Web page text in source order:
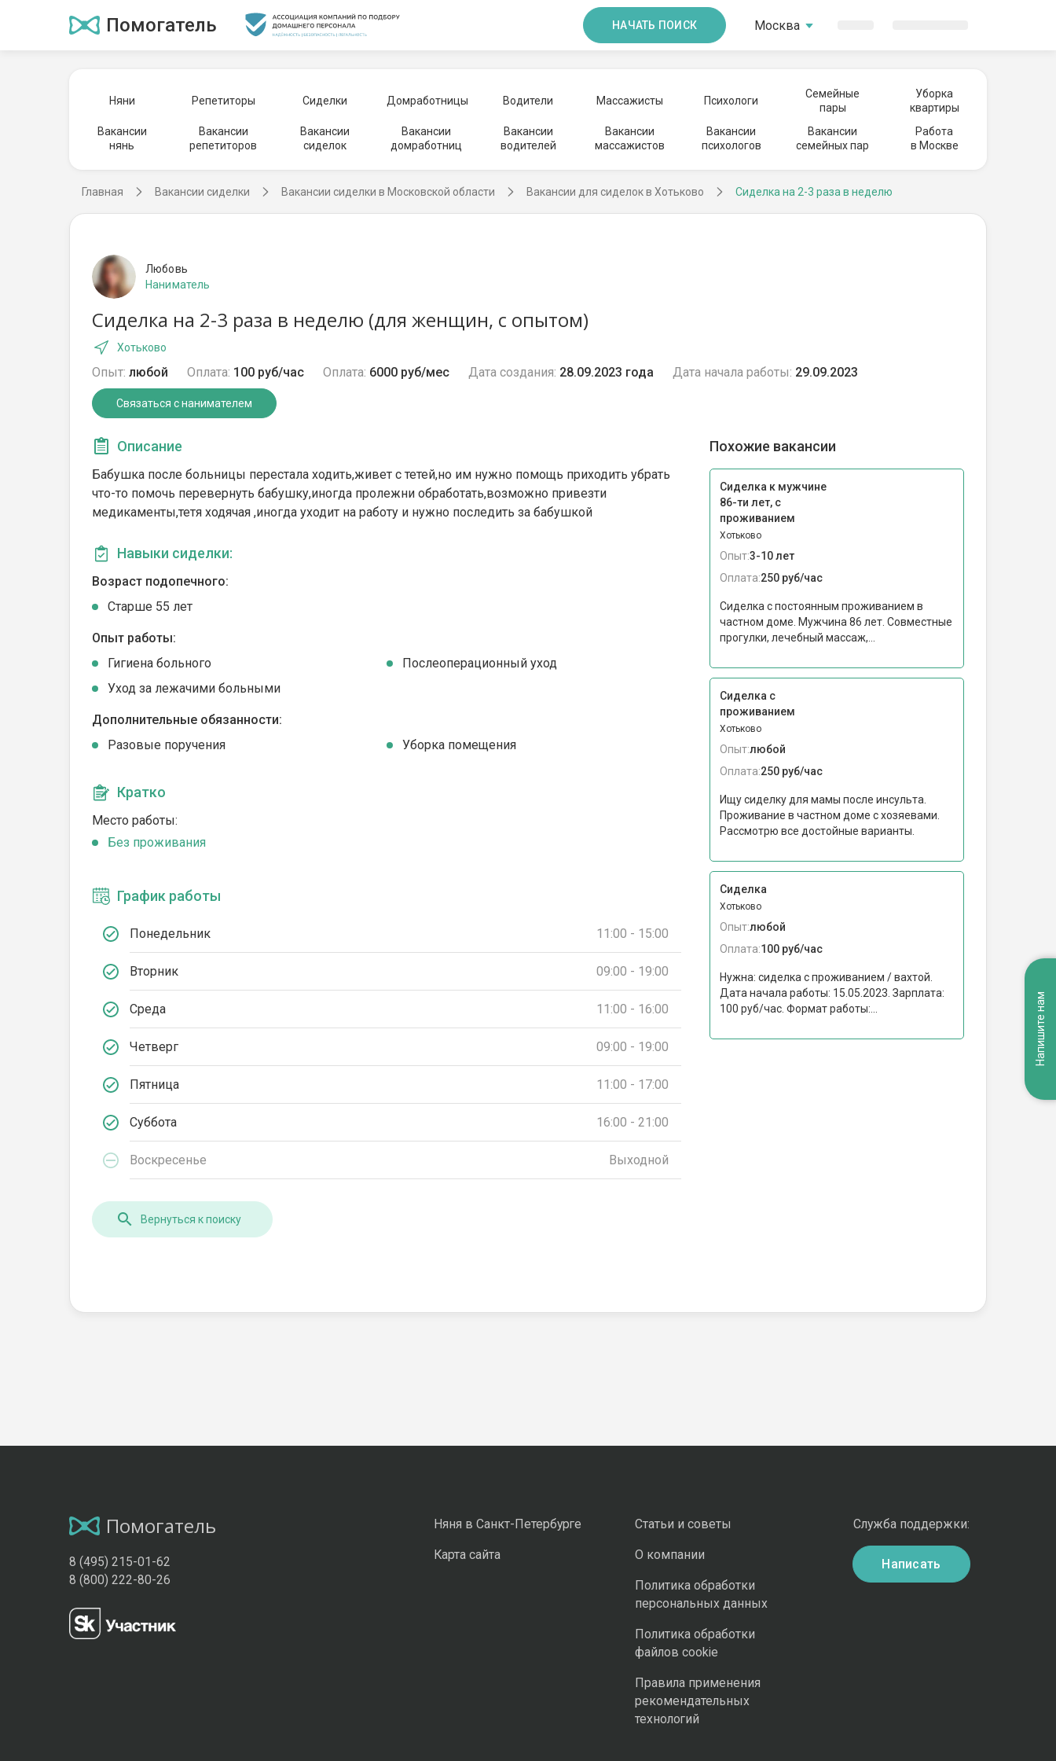
Помогатель НАЧАТЬ ПОИСК Москва
Няни Репетиторы Сиделки Домработницы Водители Массажисты Психологи
Семейные
пары
Уборка
квартиры
Вакансии
нянь
Вакансии
репетиторов
Вакансии
сиделок
Вакансии
домработниц
Вакансии
водителей
Вакансии
массажистов
Вакансии
психологов
Вакансии
семейных пар
Работа
в Москве
Главная Вакансии сиделки Вакансии сиделки в Московской области Вакансии для сиделок в Хотьково Сиделка на 2-3 раза в неделю
Любовь
Наниматель
Сиделка на 2-3 раза в неделю (для женщин, с опытом)
Хотьково
Опыт: любой Оплата: 100 руб/час Оплата: 6000 руб/мес Дата создания: 28.09.2023 года Дата начала работы: 29.09.2023
Связаться с нанимателем
Описание
Бабушка после больницы перестала ходить,живет с тетей,но им нужно помощь приходить убрать
что-то помочь перевернуть бабушку,иногда пролежни обработать,возможно привезти
медикаменты,тетя ходячая ,иногда уходит на работу и нужно последить за бабушкой
Навыки сиделки:
Возраст подопечного:
Cтарше 55 лет
Опыт работы:
Гигиена больного
Послеоперационный уход
Уход за лежачими больными
Дополнительные обязанности:
Разовые поручения
Уборка помещения
Кратко
Место работы:
Без проживания
График работы
Понедельник 11:00 - 15:00
Вторник 09:00 - 19:00
Среда 11:00 - 16:00
Четверг 09:00 - 19:00
Пятница 11:00 - 17:00
Суббота 16:00 - 21:00
Воскресенье Выходной
Похожие вакансии
Сиделка к мужчине
86-ти лет, с
проживанием
Хотьково
Опыт:3-10 лет
Оплата:250 руб/час
Сиделка с постоянным проживанием в
частном доме. Мужчина 86 лет. Совместные
прогулки, лечебный массаж,...
Сиделка с
проживанием
Хотьково
Опыт:любой
Оплата:250 руб/час
Ищу сиделку для мамы после инсульта.
Проживание в частном доме с хозяевами.
Рассмотрю все достойные варианты.
Сиделка
Хотьково
Опыт:любой
Оплата:100 руб/час
Нужна: сиделка с проживанием / вахтой.
Дата начала работы: 15.05.2023. Зарплата:
100 руб/час. Формат работы:...
Вернуться к поиску
Помогатель
8 (495) 215-01-62
8 (800) 222-80-26
Няня в Санкт-Петербурге
Карта сайта
Статьи и советы
О компании
Политика обработки
персональных данных
Политика обработки
файлов cookie
Правила применения
рекомендательных
технологий
Служба поддержки:
Написать
Напишите нам